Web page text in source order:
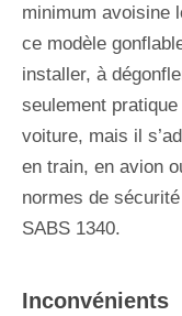
minimum avoisine
ce modèle
installer, à
seulement
voiture, mais il
en train, en avion
normes de
SABS 1340.
Inconvénients